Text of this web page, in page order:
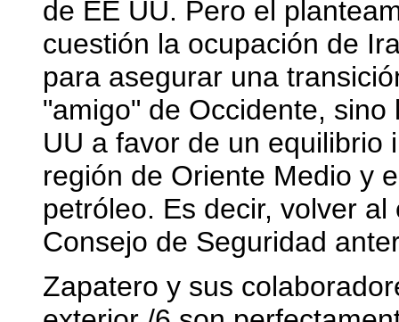
de EE UU. Pero el
cuestión la ocupación de
para asegurar una
"amigo" de Occidente,
UU a favor de un equilibrio
región de Oriente Medio y
petróleo. Es decir, volver
Consejo de Seguridad
Zapatero y sus